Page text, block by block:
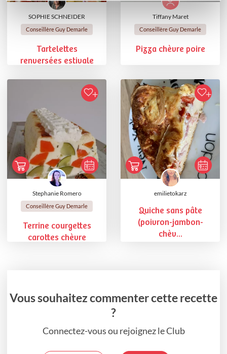
SOPHIE SCHNEIDER
Conseillère Guy Demarle
Tartelettes
renversées estivale
Tiffany Maret
Conseillère Guy Demarle
Pizza chèvre poire
Stephanie Romero
Conseillère Guy Demarle
Terrine courgettes
carottes chèvre
emilietokarz
Quiche sans pâte
(poivron-jambon-
chèv...
Vous souhaitez commenter cette recette
?
Connectez-vous ou rejoignez le Club